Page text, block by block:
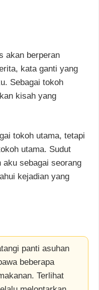
akan berperan
kata ganti yang
Sebagai tokoh
kisah yang
tokoh utama, tetapi
utama. Sudut
aku sebagai seorang
kejadian yang
panti asuhan
beberapa
Terlihat